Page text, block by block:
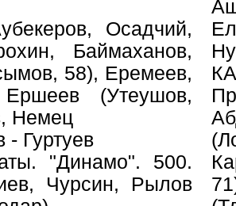
Осадчий,
Баймаханов,
58), Еремеев,
(Утеушов,
Немец
- Гуртуев
"Динамо". 500.
Чурсин, Рылов